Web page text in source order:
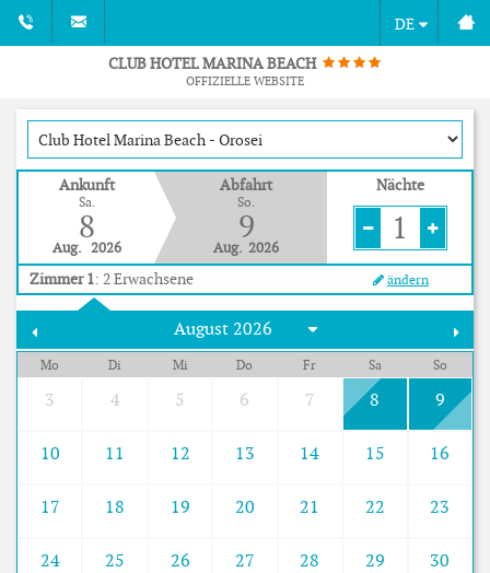
CLUB HOTEL MARINA BEACH
OFFIZIELLE WEBSITE
DE
Ankunft
Sa.
8
Aug. 2026
Abfahrt
So.
9
Aug. 2026
Nächte
1
Zimmer 1: 2Erwachsene ändern
Mo Di Mi Do Fr Sa So
3 4 5 6 7 8 9
10 11 12 13 14 15 16
17 18 19 20 21 22 23
24 25 26 27 28 29 30